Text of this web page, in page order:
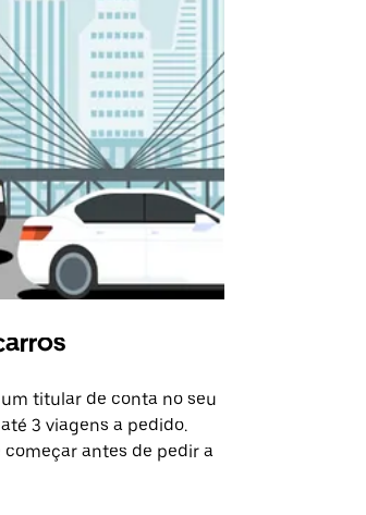
titular de conta no seu
3 viagens a pedido.
começar antes de pedir a